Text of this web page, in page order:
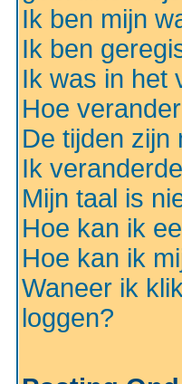
Ik ben mijn
Ik ben
Ik was in het
Hoe
De tijden zijn
Ik
Mijn taal is
Hoe kan ik
Hoe kan ik
Waneer ik
loggen?